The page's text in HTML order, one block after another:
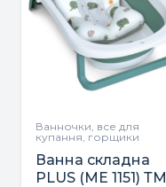
Ванночки, все для
купання, горщики
Ванна складна
PLUS (ME 1151) ТМ